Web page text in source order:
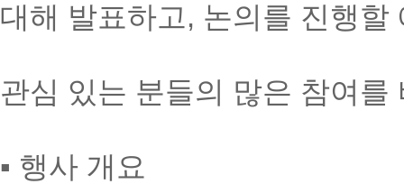
대해 발표하고, 논의를 진행
관심 있는 분들의 많은 참여를
▪ 행사 개요